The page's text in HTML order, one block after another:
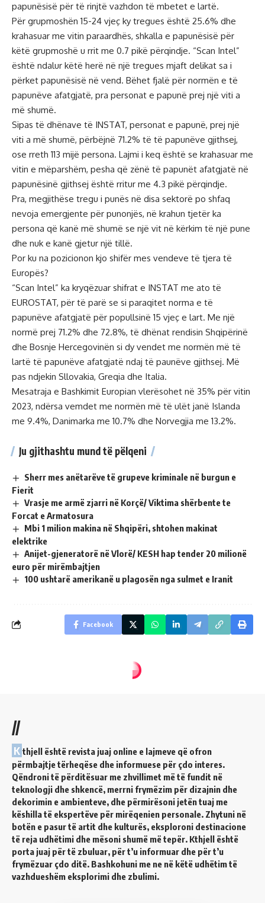
papunësisë për të rinjtë vazhdon të mbetet e lartë.
Për grupmoshën 15-24 vjeç ky tregues është 25.6% dhe
krahasuar me vitin paraardhës, shkalla e papunësisë për
këtë grupmoshë u rrit me 0.7 pikë përqindje. “Scan Intel”
është ndalur këtë herë në një tregues mjaft delikat sa i
përket papunësisë në vend. Bëhet fjalë për normën e të
papunëve afatgjatë, pra personat e papunë prej një viti a
më shumë.
Sipas të dhënave të INSTAT, personat e papunë, prej një
viti a më shumë, përbëjnë 71.2% të të papunëve gjithsej,
ose rreth 113 mijë persona. Lajmi i keq është se krahasuar me
vitin e mëparshëm, pesha që zënë të papunët afatgjatë në
papunësinë gjithsej është rritur me 4.3 pikë përqindje.
Pra, megjithëse tregu i punës në disa sektorë po shfaq
nevoja emergjente për punonjës, në krahun tjetër ka
persona që kanë më shumë se një vit në kërkim të një pune
dhe nuk e kanë gjetur një tillë.
Por ku na pozicionon kjo shifër mes vendeve të tjera të
Europës?
“Scan Intel” ka kryqëzuar shifrat e INSTAT me ato të
EUROSTAT, për të parë se si paraqitet norma e të
papunëve afatgjatë për popullsinë 15 vjeç e lart. Me një
normë prej 71.2% dhe 72.8%, të dhënat rendisin Shqipërinë
dhe Bosnje Hercegovinën si dy vendet me normën më të
lartë të papunëve afatgjatë ndaj të paunëve gjithsej. Më
pas ndjekin Sllovakia, Greqia dhe Italia.
Mesatraja e Bashkimit Europian vlerësohet në 35% për vitin
2023, ndërsa vemdet me normën më të ulët janë Islanda
me 9.4%, Danimarka me 10.7% dhe Norvegjia me 13.2%.
Ju gjithashtu mund të pëlqeni
Sherr mes anëtarëve të grupeve kriminale në burgun e
Fierit
Vrasje me armë zjarri në Korçë/ Viktima shërbente te
Forcat e Armatosura
Mbi 1 milion makina në Shqipëri, shtohen makinat
elektrike
Anijet-gjeneratorë në Vlorë/ KESH hap tender 20 milionë
euro për mirëmbajtjen
100 ushtarë amerikanë u plagosën nga sulmet e Iranit
Facebook
//
K thjell është revista juaj online e lajmeve që ofron
përmbajtje tërheqëse dhe informuese për çdo interes.
Qëndroni të përditësuar me zhvillimet më të fundit në
teknologji dhe shkencë, merrni frymëzim për dizajnin dhe
dekorimin e ambienteve, dhe përmirësoni jetën tuaj me
këshilla të ekspertëve për mirëqenien personale. Zhytuni në
botën e pasur të artit dhe kulturës, eksploroni destinacione
të reja udhëtimi dhe mësoni shumë më tepër. Kthjell është
porta juaj për të zbuluar, për t’u informuar dhe për t’u
frymëzuar çdo ditë. Bashkohuni me ne në këtë udhëtim të
vazhdueshëm eksplorimi dhe zbulimi.